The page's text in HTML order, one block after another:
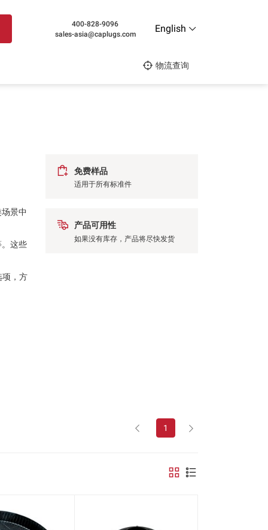
400-828-9096
sales-asia@caplugs.com
English
物流查询
景中
这些
项，方
免费样品
适用于所有标准件
产品可用性
如果没有库存，产品将尽快发货
1